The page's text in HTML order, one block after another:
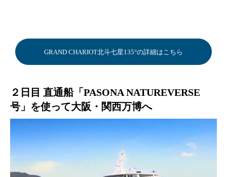
GRAND CHARIOT北斗七星135°の詳細はこちら
２日目 直通船「PASONA NATUREVERSE
号」を使って大阪・関西万博へ